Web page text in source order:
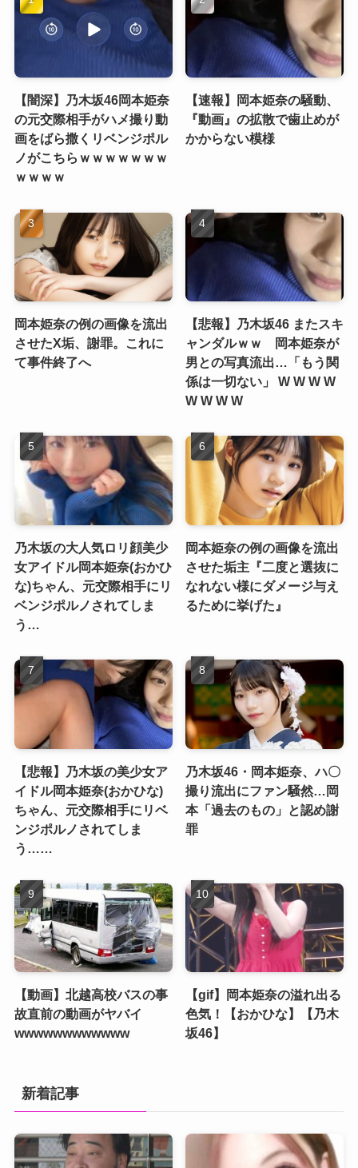
【闇深】乃木坂46岡本姫奈
の元交際相手がハメ撮り動
画をばら撒くリベンジポル
ノがこちらｗｗｗｗｗｗｗ
ｗｗｗｗ
【速報】岡本姫奈の騒動、
『動画』の拡散で歯止めが
かからない模様
岡本姫奈の例の画像を流出
させたX垢、謝罪。これに
て事件終了へ
【悲報】乃木坂46 またスキ
ャンダルｗｗ 岡本姫奈が
男との写真流出…「もう関
係は一切ない」 W W W W
W W W W
乃木坂の大人気ロリ顔美少
女アイドル岡本姫奈(おかひ
な)ちゃん、元交際相手にリ
ベンジポルノされてしま
う…
岡本姫奈の例の画像を流出
させた垢主『二度と選抜に
なれない様にダメージ与え
るために挙げた』
【悲報】乃木坂の美少女ア
イドル岡本姫奈(おかひな)
ちゃん、元交際相手にリベ
ンジポルノされてしま
う……
乃木坂46・岡本姫奈、ハ〇
撮り流出にファン騒然…岡
本「過去のもの」と認め謝
罪
【動画】北越高校バスの事
故直前の動画がヤバイ
wwwwwwwwwwww
【gif】岡本姫奈の溢れ出る
色気！【おかひな】【乃木
坂46】
新着記事